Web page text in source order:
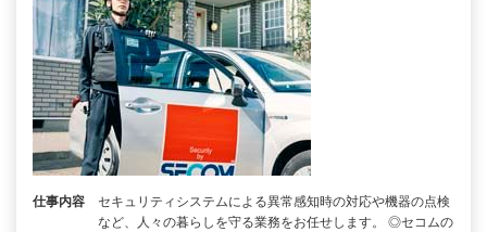
仕事内容
セキュリティシステムによる異常感知時の対応や機器の点検
など、人々の暮らしを守る業務をお任せします。 ◎セコムの